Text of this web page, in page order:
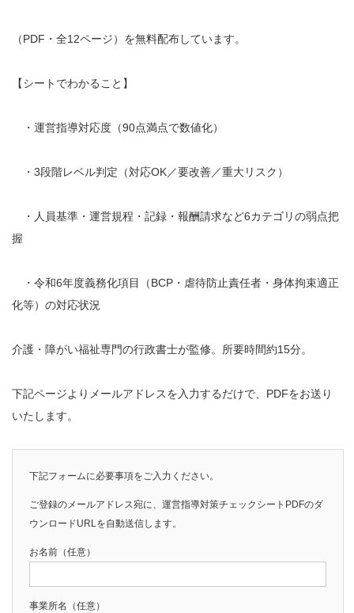
（PDF・全12ページ）を無料配布しています。
【シートでわかること】
・運営指導対応度（90点満点で数値化）
・3段階レベル判定（対応OK／要改善／重大リスク）
・人員基準・運営規程・記録・報酬請求など6カテゴリの弱点把
握
・令和6年度義務化項目（BCP・虐待防止責任者・身体拘束適正
化等）の対応状況
介護・障がい福祉専門の行政書士が監修。所要時間約15分。
下記ページよりメールアドレスを入力するだけで、PDFをお送り
いたします。
下記フォームに必要事項をご入力ください。
ご登録のメールアドレス宛に、運営指導対策チェックシートPDFのダ
ウンロードURLを自動送信します。
お名前（任意）
事業所名（任意）